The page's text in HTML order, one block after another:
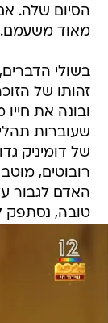
הסיום שלה.
מאוד משעמם.
בשולי
זהותו של
ובונה את
שעוברות
של דומיניק
רובוטים,
האדם לגבור
טובה, נסתפק